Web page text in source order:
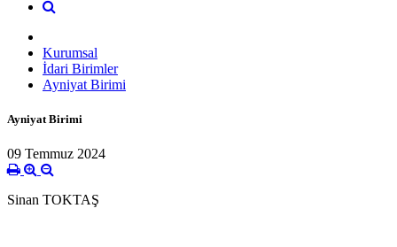
Kurumsal
İdari Birimler
Ayniyat Birimi
Ayniyat Birimi
09 Temmuz 2024
Sinan TOKTAŞ